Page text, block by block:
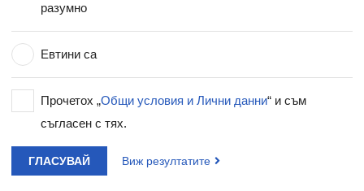
разумно
Евтини са
Прочетох „Общи условия и Лични данни“ и съм
съгласен с тях.
ГЛАСУВАЙ Виж резултатите